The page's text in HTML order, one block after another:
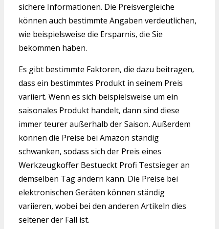
sichere Informationen. Die Preisvergleiche
können auch bestimmte Angaben verdeutlichen,
wie beispielsweise die Ersparnis, die Sie
bekommen haben.
Es gibt bestimmte Faktoren, die dazu beitragen,
dass ein bestimmtes Produkt in seinem Preis
variiert. Wenn es sich beispielsweise um ein
saisonales Produkt handelt, dann sind diese
immer teurer außerhalb der Saison. Außerdem
können die Preise bei Amazon ständig
schwanken, sodass sich der Preis eines
Werkzeugkoffer Bestueckt Profi Testsieger an
demselben Tag ändern kann. Die Preise bei
elektronischen Geräten können ständig
variieren, wobei bei den anderen Artikeln dies
seltener der Fall ist.